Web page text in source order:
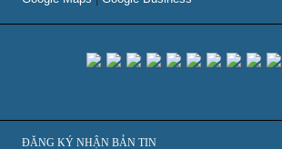
ĐĂNG KÝ NHẬN BẢN TIN